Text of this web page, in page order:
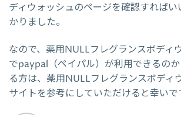
ディウォッシュのページを確認すれば
かりました。
なので、薬用NULLフレグランスボディ
でpaypal（ペイパル）が利用できるの
る方は、薬用NULLフレグランスボディ
サイトを参考にしていただけると幸いで